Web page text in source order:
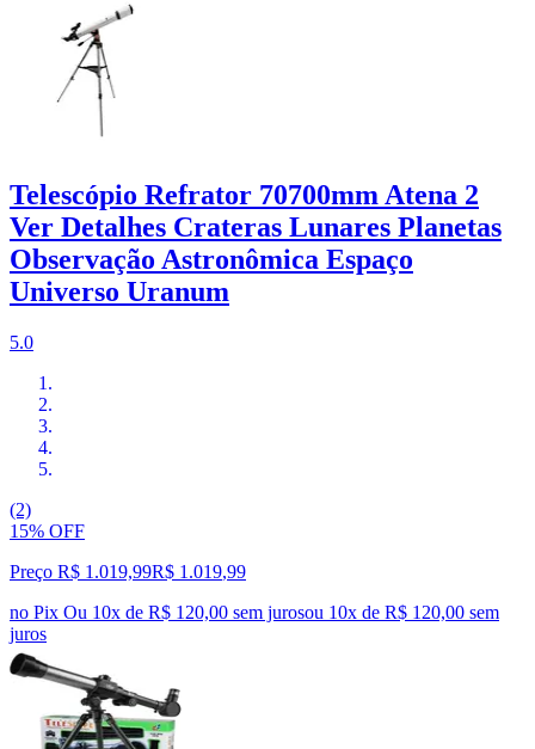
Telescópio Refrator 70700mm Atena 2
Ver Detalhes Crateras Lunares Planetas
Observação Astronômica Espaço
Universo Uranum
5.0
(2)
15% OFF
Preço R$ 1.019,99R$ 1.019,99
no Pix Ou 10x de R$ 120,00 sem jurosou 10x de R$ 120,00 sem
juros